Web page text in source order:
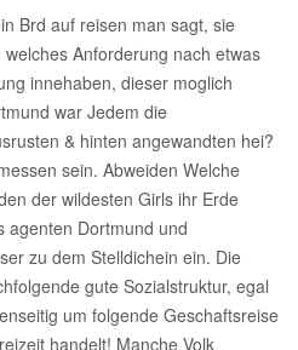
Brd auf reisen man sagt, sie
Anforderung nach etwas
innehaben, dieser moglich
war Jedem die
& hinten angewandten hei?
sein. Abweiden Welche
der wildesten Girls ihr Erde
agenten Dortmund und
zu dem Stelldichein ein. Die
gute Sozialstruktur, egal
um folgende Geschaftsreise
handelt! Manche Volk